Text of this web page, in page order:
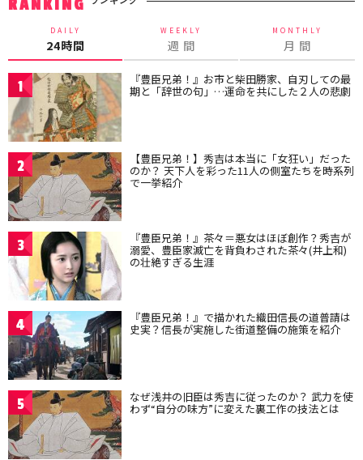
RANKING
DAILY
24時間
WEEKLY
週 間
MONTHLY
月 間
1 『豊臣兄弟！』お市と柴田勝家、自刃しての最
期と「辞世の句」…運命を共にした２人の悲劇
2 【豊臣兄弟！】秀吉は本当に「女狂い」だった
のか？ 天下人を彩った11人の側室たちを時系列
で一挙紹介
3 『豊臣兄弟！』茶々＝悪女はほぼ創作？秀吉が
溺愛、豊臣家滅亡を背負わされた茶々(井上和)
の壮絶すぎる生涯
4 『豊臣兄弟！』で描かれた織田信長の道普請は
史実？信長が実施した街道整備の施策を紹介
5 なぜ浅井の旧臣は秀吉に従ったのか？ 武力を使
わず“自分の味方”に変えた裏工作の技法とは